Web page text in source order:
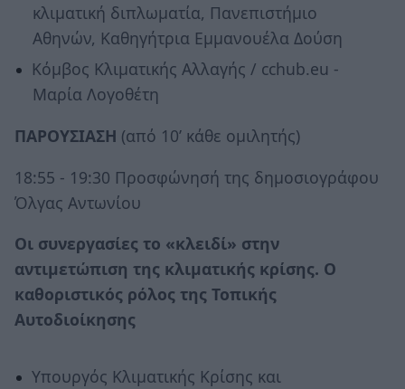
κλιματική διπλωματία, Πανεπιστήμιο
Αθηνών, Καθηγήτρια Εμμανουέλα Δούση
Κόμβος Κλιματικής Αλλαγής / cchub.eu -
Μαρία Λογοθέτη
ΠΑΡΟΥΣΙΑΣΗ (από 10’ κάθε ομιλητής)
18:55 - 19:30 Προσφώνησή της δημοσιογράφου
Όλγας Αντωνίου
Οι συνεργασίες το «κλειδί» στην
αντιμετώπιση της κλιματικής κρίσης. Ο
καθοριστικός ρόλος της Τοπικής
Αυτοδιοίκησης
Υπουργός Κλιματικής Κρίσης και